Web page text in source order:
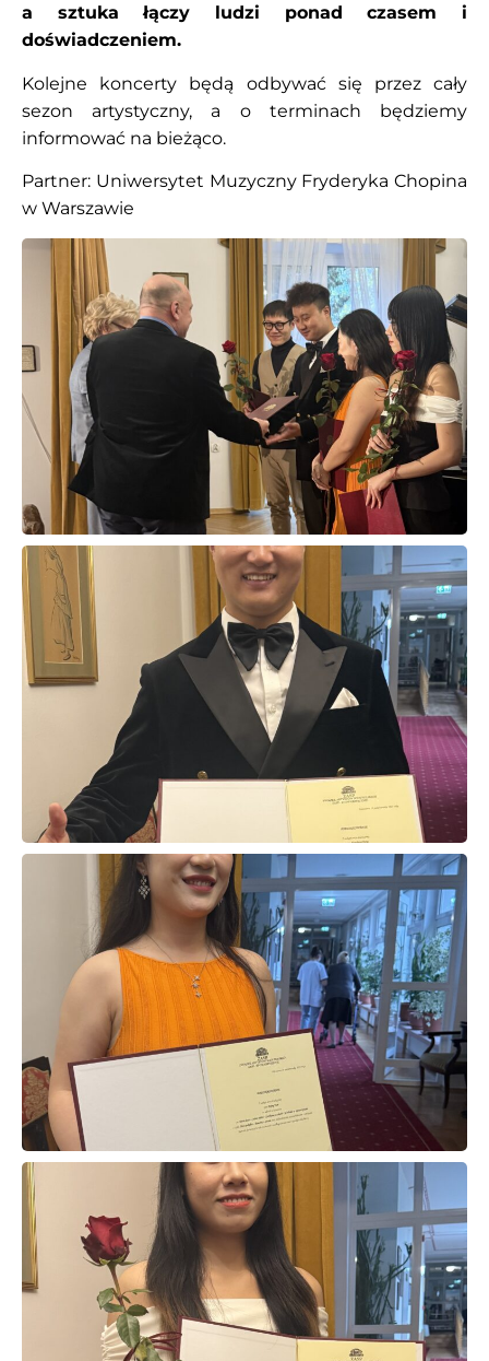
a sztuka łączy ludzi ponad czasem i
doświadczeniem.
Kolejne koncerty będą odbywać się przez cały
sezon artystyczny, a o terminach będziemy
informować na bieżąco.
Partner: Uniwersytet Muzyczny Fryderyka Chopina
w Warszawie